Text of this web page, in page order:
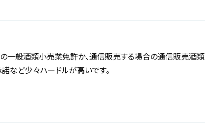
一般酒類小売業免許か、通信販売する場合の通信販売酒類
など少々ハードルが高いです。